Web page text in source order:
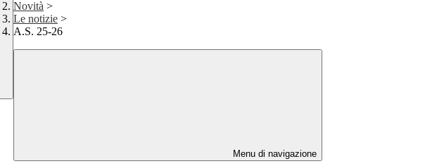
Novità >
Le notizie >
A.S. 25-26
Menu di navigazione